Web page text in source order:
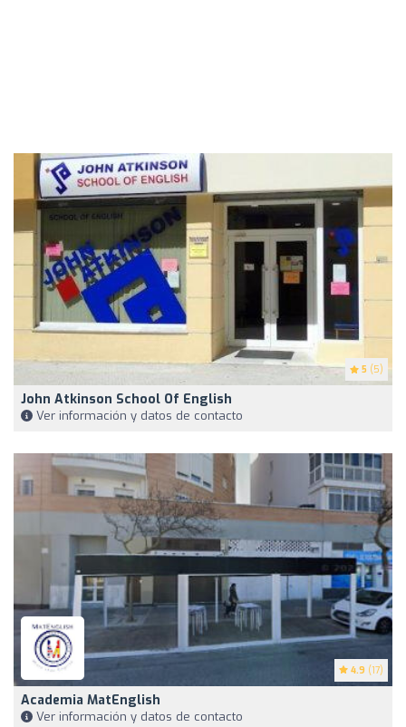
5 (5)
John Atkinson School Of English
Ver información y datos de contacto
4.9 (17)
Academia MatEnglish
Ver información y datos de contacto